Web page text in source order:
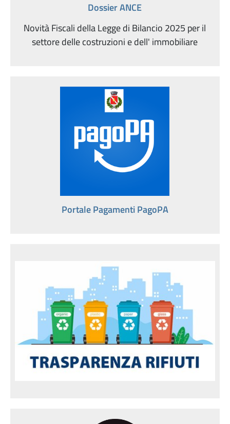
Dossier ANCE
Novità Fiscali della Legge di Bilancio 2025 per il
settore delle costruzioni e dell' immobiliare
Portale Pagamenti PagoPA